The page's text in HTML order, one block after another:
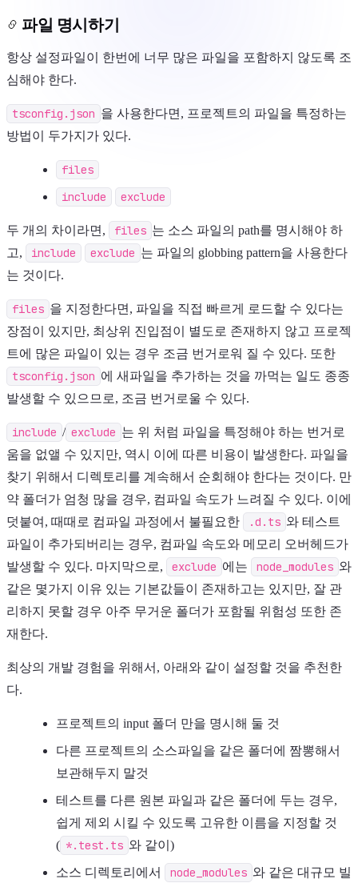
파일 명시하기
항상 설정파일이 한번에 너무 많은 파일을 포함하지 않도록 조
심해야 한다.
tsconfig.json 을 사용한다면, 프로젝트의 파일을 특정하는
방법이 두가지가 있다.
files
include
exclude
두 개의 차이라면, files 는 소스 파일의 path를 명시해야 하
고,
include exclude 는 파일의 globbing pattern을 사용한다
는 것이다.
files 을 지정한다면, 파일을 직접 빠르게 로드할 수 있다는
장점이 있지만, 최상위 진입점이 별도로 존재하지 않고 프로젝
트에 많은 파일이 있는 경우 조금 번거로워 질 수 있다. 또한
tsconfig.json 에 새파일을 추가하는 것을 까먹는 일도 종종
발생할 수 있으므로, 조금 번거로울 수 있다.
include / exclude 는 위 처럼 파일을 특정해야 하는 번거로
움을 없앨 수 있지만, 역시 이에 따른 비용이 발생한다. 파일을
찾기 위해서 디렉토리를 계속해서 순회해야 한다는 것이다. 만
약 폴더가 엄청 많을 경우, 컴파일 속도가 느려질 수 있다. 이에
덧붙여, 때때로 컴파일 과정에서 불필요한
.d.ts 와 테스트
파일이 추가되버리는 경우, 컴파일 속도와 메모리 오버헤드가
발생할 수 있다. 마지막으로,
exclude 에는 node_modules 와
같은 몇가지 이유 있는 기본값들이 존재하고는 있지만, 잘 관
리하지 못할 경우 아주 무거운 폴더가 포함될 위험성 또한 존
재한다.
최상의 개발 경험을 위해서, 아래와 같이 설정할 것을 추천한
다.
프로젝트의 input 폴더 만을 명시해 둘 것
다른 프로젝트의 소스파일을 같은 폴더에 짬뽕해서
보관해두지 말것
테스트를 다른 원본 파일과 같은 폴더에 두는 경우,
쉽게 제외 시킬 수 있도록 고유한 이름을 지정할 것
( *.test.ts 와 같이)
소스 디렉토리에서
node_modules 와 같은 대규모 빌